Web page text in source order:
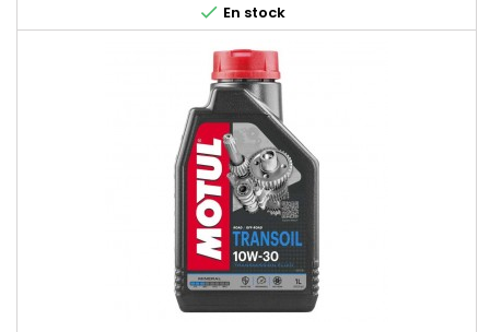
 En stock